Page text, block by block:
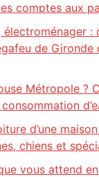
comptes aux
électroménager
de Gironde
Métropole ?
d’une
chiens et
vous attend